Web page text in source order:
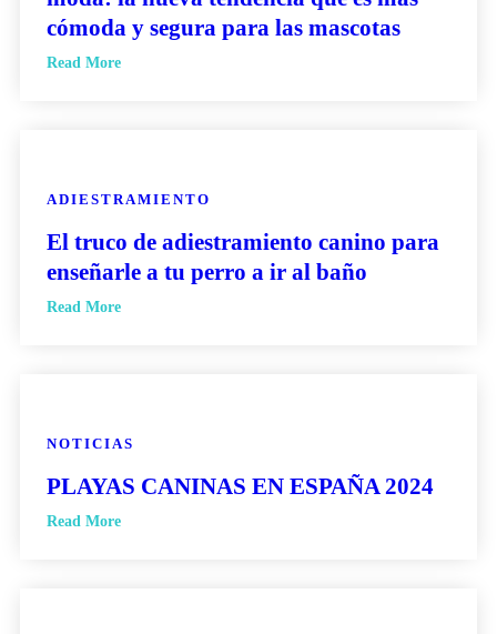
cómoda y segura para las mascotas
Read More
ADIESTRAMIENTO
El truco de adiestramiento canino para
enseñarle a tu perro a ir al baño
Read More
NOTICIAS
PLAYAS CANINAS EN ESPAÑA 2024
Read More